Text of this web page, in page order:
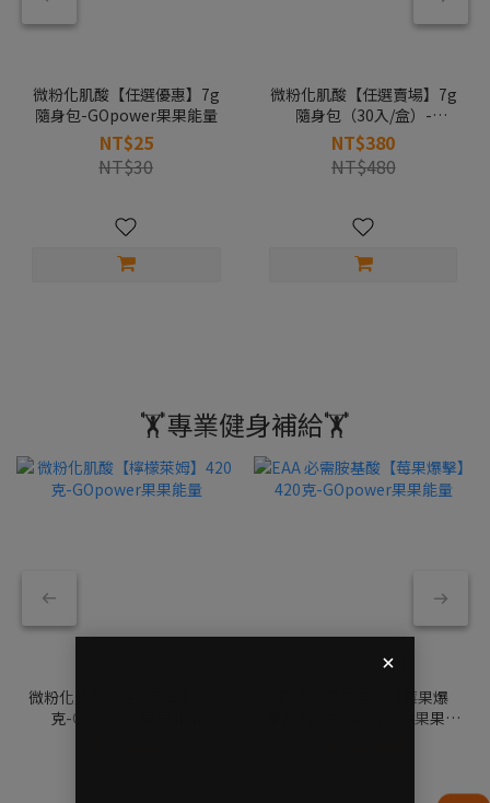
微粉化肌酸【任選優惠】7g
隨身包-GOpower果果能量
NT$25
NT$30
微粉化肌酸【任選賣場】7g
隨身包（30入/盒）-
GOpower果果能量
NT$380
NT$480
🏋️專業健身補給🏋️
微粉化肌酸【檸檬萊姆】420
克-GOpower果果能量
EAA 必需胺基酸【莓果爆
擊】420克-GOpower果果能